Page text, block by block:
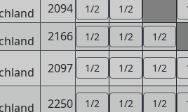
2094 1/2 1/2
2166 1/2 1/2 1/2
2097 1/2 1/2 1/2
2250 1/2 1/2 1/2